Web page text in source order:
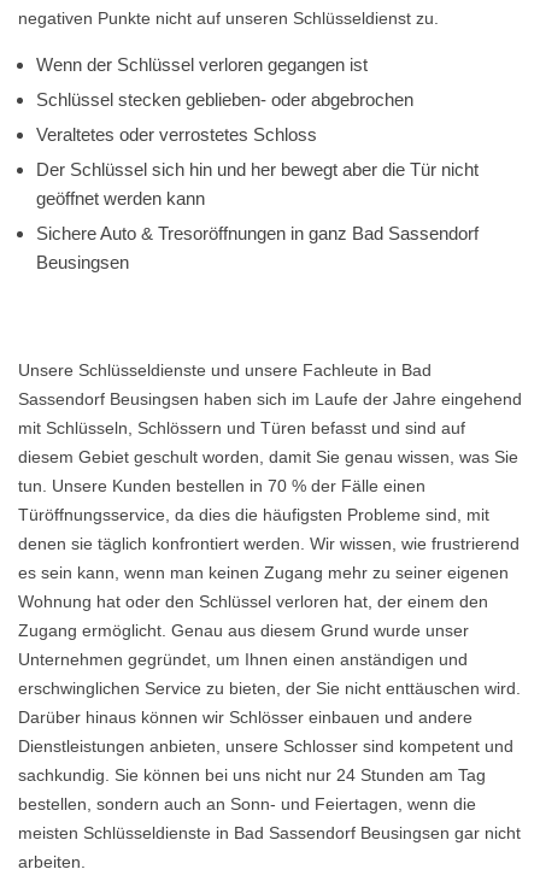
negativen Punkte nicht auf unseren Schlüsseldienst zu.
Wenn der Schlüssel verloren gegangen ist
Schlüssel stecken geblieben- oder abgebrochen
Veraltetes oder verrostetes Schloss
Der Schlüssel sich hin und her bewegt aber die Tür nicht
geöffnet werden kann
Sichere Auto & Tresoröffnungen in ganz Bad Sassendorf
Beusingsen
Unsere Schlüsseldienste und unsere Fachleute in Bad
Sassendorf Beusingsen haben sich im Laufe der Jahre eingehend
mit Schlüsseln, Schlössern und Türen befasst und sind auf
diesem Gebiet geschult worden, damit Sie genau wissen, was Sie
tun. Unsere Kunden bestellen in 70 % der Fälle einen
Türöffnungsservice, da dies die häufigsten Probleme sind, mit
denen sie täglich konfrontiert werden. Wir wissen, wie frustrierend
es sein kann, wenn man keinen Zugang mehr zu seiner eigenen
Wohnung hat oder den Schlüssel verloren hat, der einem den
Zugang ermöglicht. Genau aus diesem Grund wurde unser
Unternehmen gegründet, um Ihnen einen anständigen und
erschwinglichen Service zu bieten, der Sie nicht enttäuschen wird.
Darüber hinaus können wir Schlösser einbauen und andere
Dienstleistungen anbieten, unsere Schlosser sind kompetent und
sachkundig. Sie können bei uns nicht nur 24 Stunden am Tag
bestellen, sondern auch an Sonn- und Feiertagen, wenn die
meisten Schlüsseldienste in Bad Sassendorf Beusingsen gar nicht
arbeiten.